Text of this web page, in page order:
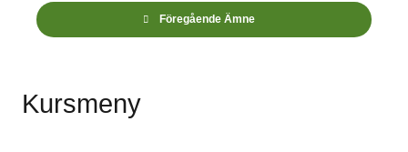
Föregående Ämne
Kursmeny